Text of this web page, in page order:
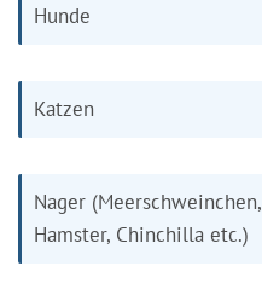
Hunde
Katzen
Nager (Meerschweinchen,
Hamster, Chinchilla etc.)